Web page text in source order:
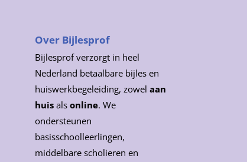
Over Bijlesprof
Bijlesprof verzorgt in heel
Nederland betaalbare bijles en
huiswerkbegeleiding, zowelaan
huis alsonline. We
ondersteunen
basisschoolleerlingen,
middelbare scholieren en